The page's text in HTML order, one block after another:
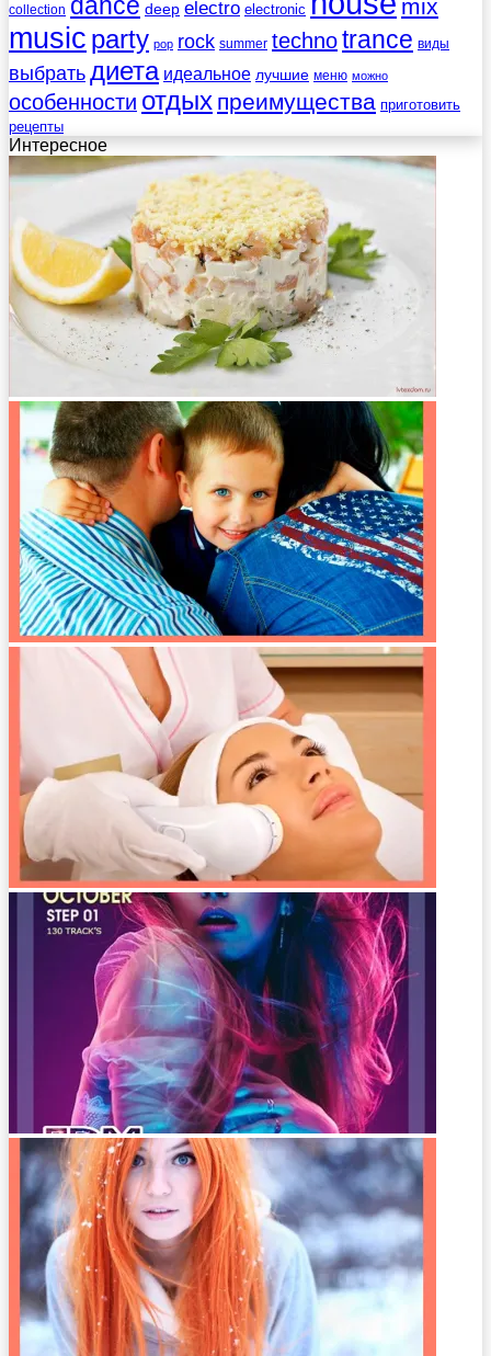
collection dance deep electro electronic mix
music party pop rock summer technotrance виды
выбратьдиета идеальное лучшие меню можно
особенности отдых преимущества приготовить
рецепты
Интересное